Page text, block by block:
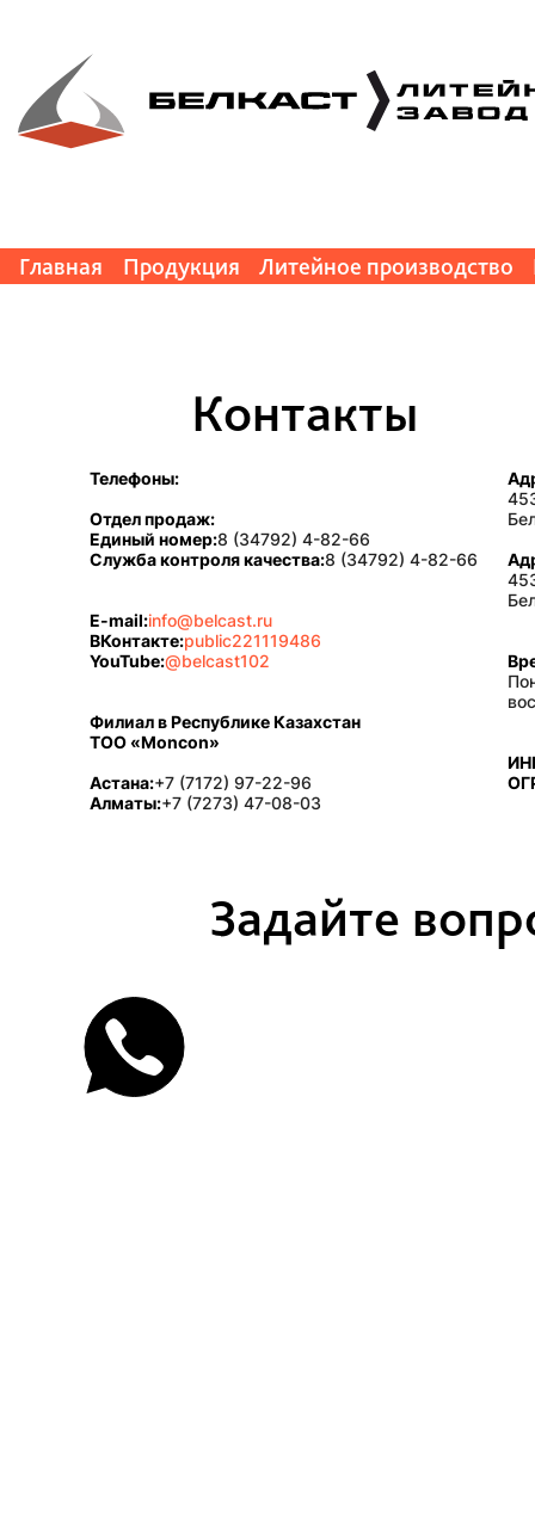
Главная Продукция Литейное производство
Контакты
Телефоны:
Отдел продаж:
Единый номер:8 (34792) 4-82-66
Служба контроля качества:8 (34792) 4-82-66
E-mail:info@belcast.ru
ВКонтакте:public221119486
YouTube:@belcast102
Филиал в Республике Казахстан
ТОО «Moncon»
Астана:+7 (7172) 97-22-96
Алматы:+7 (7273) 47-08-03
Задайте